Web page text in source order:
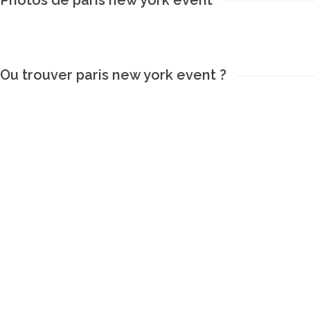
Ou trouver paris new york event ?